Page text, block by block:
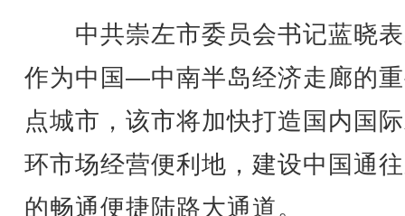
中共崇左市委员会书记蓝晓
作为中国—中南半岛经济走廊的
点城市，该市将加快打造国内国
环市场经营便利地，建设中国通
的畅通便捷陆路大通道。